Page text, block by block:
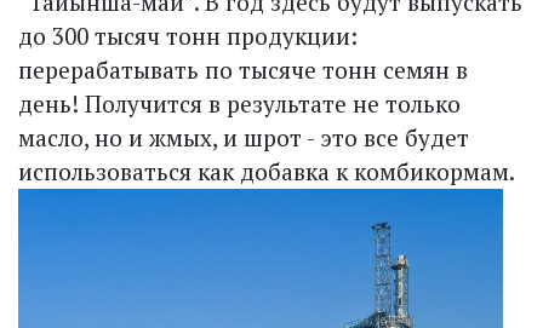
до 300 тысяч тонн продукции:
перерабатывать по тысяче тонн семян в
день! Получится в результате не только
масло, но и жмых, и шрот - это все будет
использоваться как добавка к комбикормам.